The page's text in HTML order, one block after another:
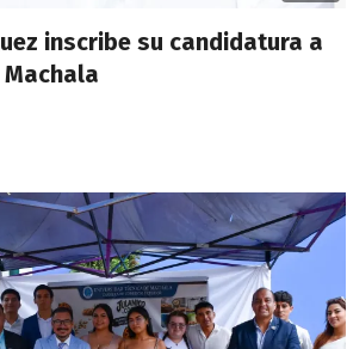
inscribe su candidatura a